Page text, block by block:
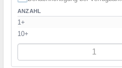
ANZAHL
1+
10+